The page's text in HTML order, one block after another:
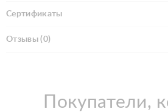
Сертификаты
Отзывы (0)
Покупатели,